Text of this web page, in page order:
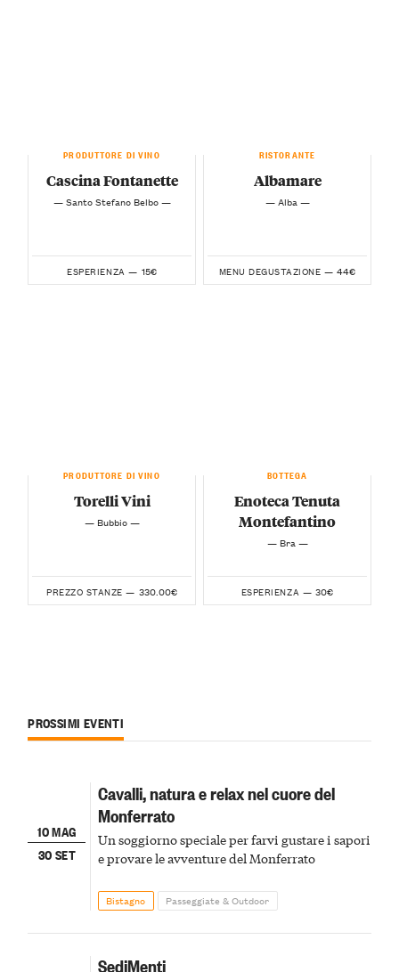
PRODUTTORE DI VINO
Cascina Fontanette
— Santo Stefano Belbo —
ESPERIENZA — 15€
RISTORANTE
Albamare
— Alba —
MENU DEGUSTAZIONE — 44€
PRODUTTORE DI VINO
Torelli Vini
— Bubbio —
PREZZO STANZE — 330.00€
BOTTEGA
Enoteca Tenuta
Montefantino
— Bra —
ESPERIENZA — 30€
PROSSIMI EVENTI
10 MAG
30 SET
Cavalli, natura e relax nel cuore del
Monferrato
Un soggiorno speciale per farvi gustare i sapori
e provare le avventure del Monferrato
Bistagno Passeggiate & Outdoor
SediMenti